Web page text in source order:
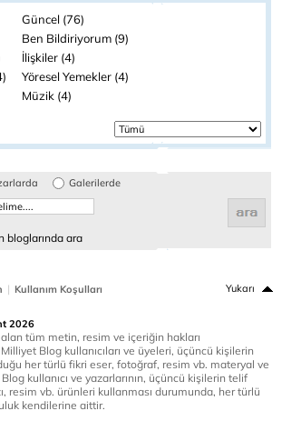
Güncel (76)
Ben Bildiriyorum (9)
İlişkiler (4)
Yöresel Yemekler (4)
Müzik (4)
Galerilerde
bloglarında ara
| Kullanım Koşulları Yukarı
2026
alan tüm metin, resim ve içeriğin hakları
Blog kullanıcıları ve üyeleri, üçüncü kişilerin
her türlü fikri eser, fotoğraf, resim vb. materyal ve
kullanıcı ve yazarlarının, üçüncü kişilerin telif
resim vb. ürünleri kullanması durumunda, her türlü
kendilerine aittir.